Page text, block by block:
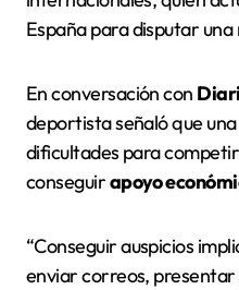
España para disputar
En conversación con
deportista señaló que
dificultades para
conseguirapoyo
“Conseguir auspicios
enviar correos,